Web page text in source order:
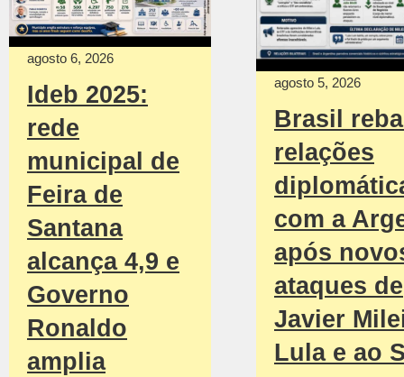
agosto 6, 2026
Ideb 2025:
rede
municipal de
Feira de
Santana
alcança 4,9 e
Governo
Ronaldo
amplia
agosto 5, 2026
Brasil
relações
com a
após
ataques de
Javier
Lula e ao